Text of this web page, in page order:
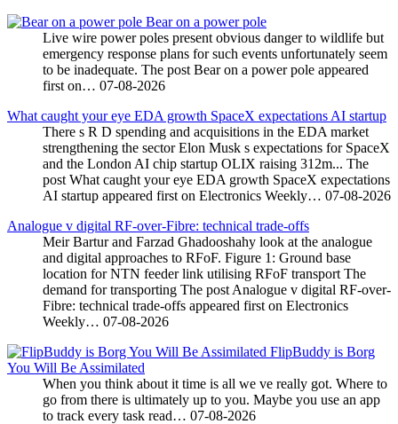
Bear on a power pole
Live wire power poles present obvious danger to wildlife but
emergency response plans for such events unfortunately seem
to be inadequate. The post Bear on a power pole appeared
first on… 07-08-2026
What caught your eye EDA growth SpaceX expectations AI startup
There s R D spending and acquisitions in the EDA market
strengthening the sector Elon Musk s expectations for SpaceX
and the London AI chip startup OLIX raising 312m... The
post What caught your eye EDA growth SpaceX expectations
AI startup appeared first on Electronics Weekly… 07-08-2026
Analogue v digital RF-over-Fibre: technical trade-offs
Meir Bartur and Farzad Ghadooshahy look at the analogue
and digital approaches to RFoF. Figure 1: Ground base
location for NTN feeder link utilising RFoF transport The
demand for transporting The post Analogue v digital RF-over-
Fibre: technical trade-offs appeared first on Electronics
Weekly… 07-08-2026
FlipBuddy is Borg
You Will Be Assimilated
When you think about it time is all we ve really got. Where to
go from there is ultimately up to you. Maybe you use an app
to track every task read… 07-08-2026